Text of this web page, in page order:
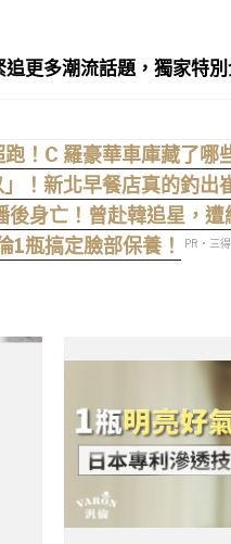
更多潮流話題，獨家特別
！C 羅豪華車庫藏了哪
！新北早餐店真的釣出
身亡！曾赴韓追星，
1瓶搞定臉部保養！
PR・三